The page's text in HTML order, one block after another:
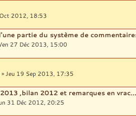
2012, 18:53
partie du système de
27 Déc 2013, 15:00
» Jeu 19 Sep 2013, 17:35
,bilan 2012 et remarques en vrac...
31 Déc 2012, 20:25